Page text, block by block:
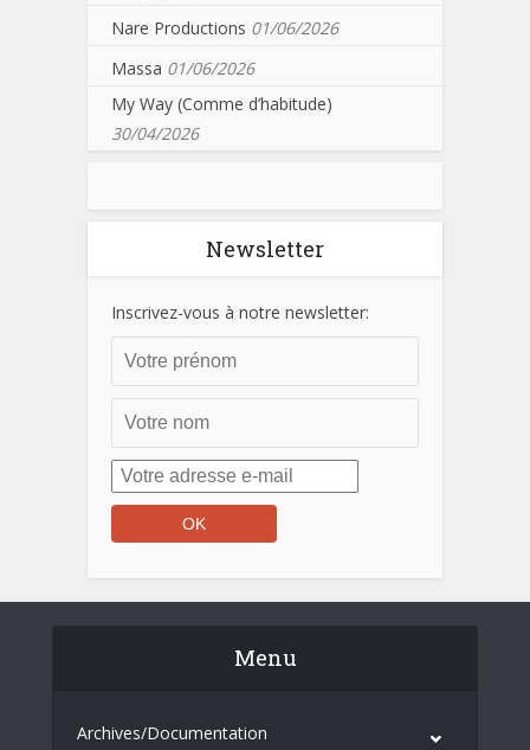
Nare Productions 01/06/2026
Massa 01/06/2026
My Way (Comme d’habitude)
30/04/2026
Newsletter
Inscrivez-vous à notre newsletter:
Menu
Archives/Documentation